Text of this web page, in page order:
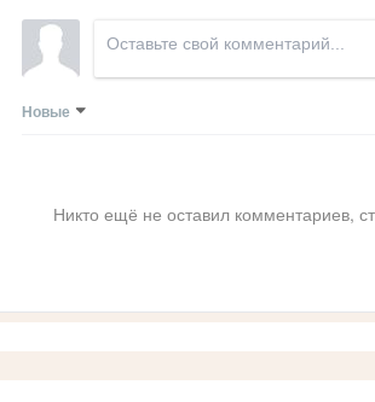
Новые
Никто ещё не оставил комментариев,